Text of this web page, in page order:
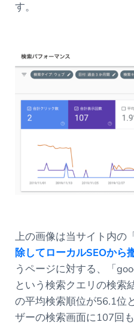
す。
上の画像は当サイト内の
除してローカルSEOから
うページに対する、「
という検索クエリの検索
の平均検索順位が56.1位
ザーの検索画面に107回